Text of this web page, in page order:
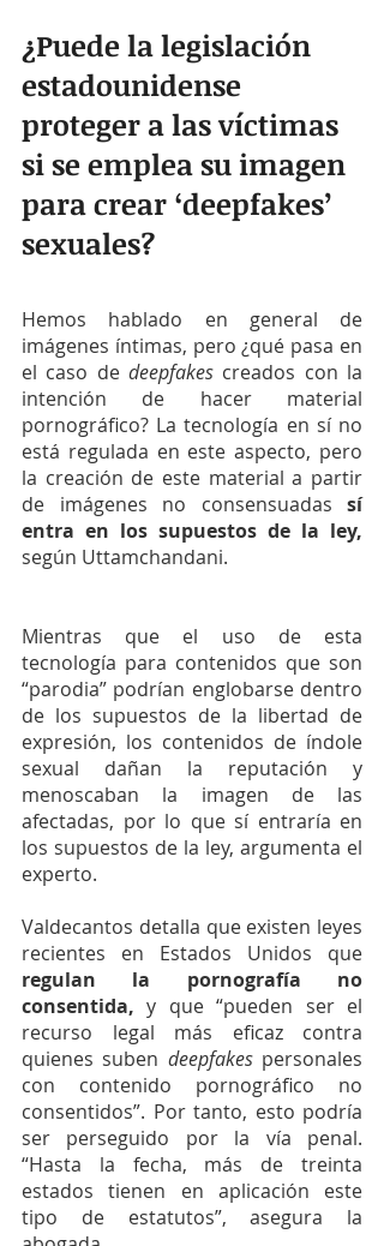
¿Puede la legislación
estadounidense
proteger a las víctimas
si se emplea su imagen
para crear ‘deepfakes’
sexuales?
Hemos hablado en general de
imágenes íntimas, pero ¿qué pasa en
el caso de deepfakes creados con la
intención de hacer material
pornográfico? La tecnología en sí no
está regulada en este aspecto, pero
la creación de este material a partir
de imágenes no consensuadas sí
según Uttamchandani.
Mientras que el uso de esta
tecnología para contenidos que son
“parodia” podrían englobarse dentro
de los supuestos de la libertad de
expresión, los contenidos de índole
sexual dañan la reputación y
menoscaban la imagen de las
afectadas, por lo que sí entraría en
los supuestos de la ley, argumenta el
experto.
Valdecantos detalla que existen leyes
recientes en Estados Unidos que
regulan la pornografía no
consentida, y que “pueden ser el
recurso legal más eficaz contra
quienes suben deepfakes personales
con contenido pornográfico no
consentidos”. Por tanto, esto podría
ser perseguido por la vía penal.
“Hasta la fecha, más de treinta
estados tienen en aplicación este
tipo de estatutos”, asegura la